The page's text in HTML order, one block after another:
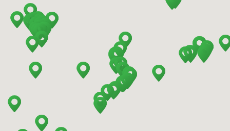
Barcelona - Mataro
Barcelona - Terrassa
Benidorm - Centro
Bilbao - Barakaldo
Bilbao - Deusto